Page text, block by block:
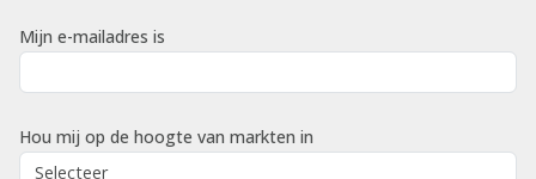
Mijn e-mailadres is
Hou mij op de hoogte van markten in